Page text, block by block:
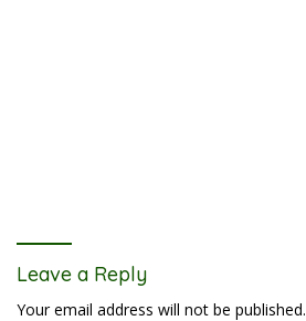
Leave a Reply
Your email address will not be published.